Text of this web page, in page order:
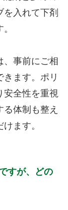
入れて下剤
、事前にご相
ます。ポリ
安全性を重視
体制も整え
ます。
すが、どの